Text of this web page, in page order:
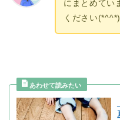
にまとめてい
ください(*^^*)